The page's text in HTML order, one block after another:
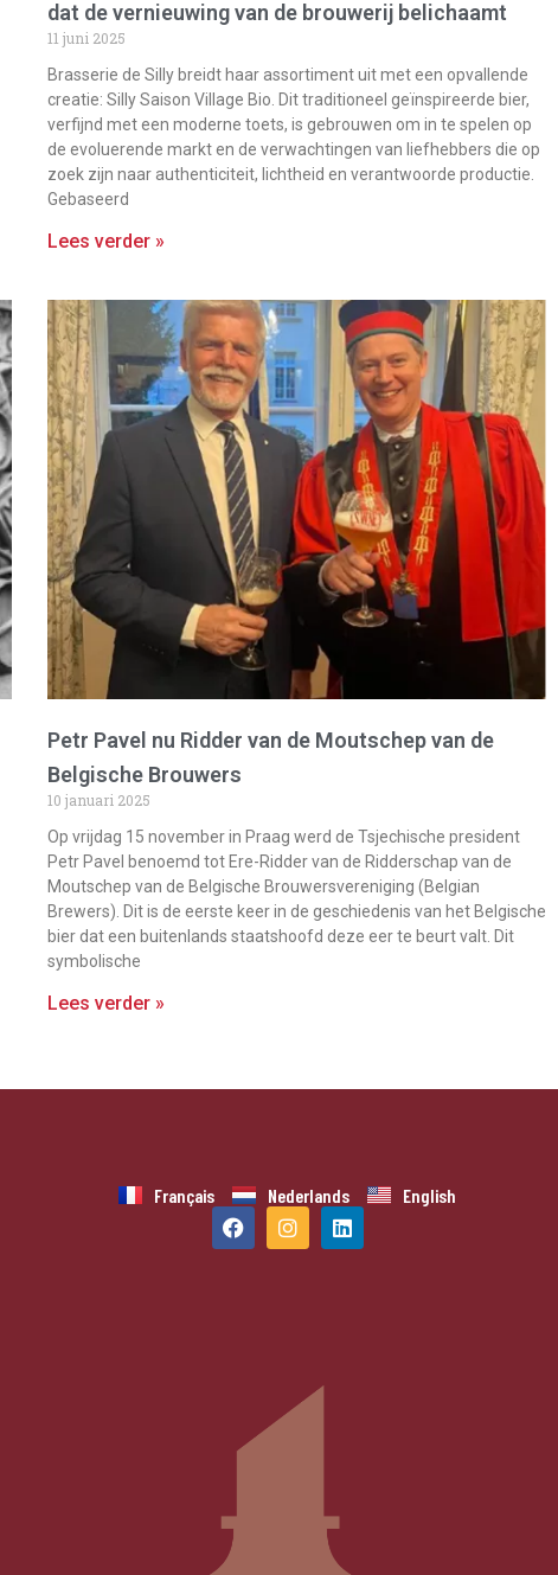
dat de vernieuwing van de brouwerij belichaamt
11 juni 2025
Brasserie de Silly breidt haar assortiment uit met een opvallende
creatie: Silly Saison Village Bio. Dit traditioneel geïnspireerde bier,
verfijnd met een moderne toets, is gebrouwen om in te spelen op
de evoluerende markt en de verwachtingen van liefhebbers die op
zoek zijn naar authenticiteit, lichtheid en verantwoorde productie.
Gebaseerd
Lees verder »
Petr Pavel nu Ridder van de Moutschep van de
Belgische Brouwers
10 januari 2025
Op vrijdag 15 november in Praag werd de Tsjechische president
Petr Pavel benoemd tot Ere-Ridder van de Ridderschap van de
Moutschep van de Belgische Brouwersvereniging (Belgian
Brewers). Dit is de eerste keer in de geschiedenis van het Belgische
bier dat een buitenlands staatshoofd deze eer te beurt valt. Dit
symbolische
Lees verder »
zomerse barbecues